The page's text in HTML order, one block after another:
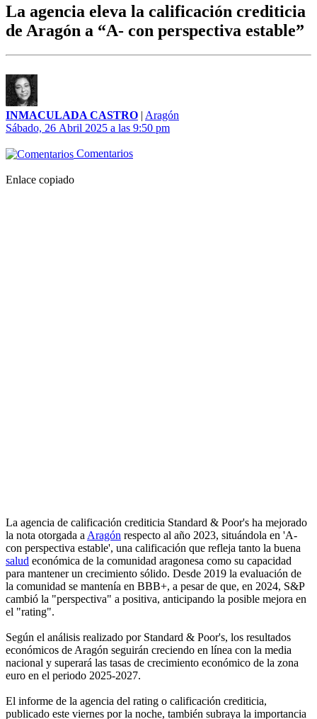
La agencia eleva la calificación crediticia
de Aragón a “A- con perspectiva estable”
INMACULADA CASTRO | Aragón
Sábado, 26 Abril 2025 a las 9:50 pm
Comentarios
Enlace copiado
La agencia de calificación crediticia Standard & Poor's ha mejorado
la nota otorgada a Aragón respecto al año 2023, situándola en 'A-
con perspectiva estable', una calificación que refleja tanto la buena
salud económica de la comunidad aragonesa como su capacidad
para mantener un crecimiento sólido. Desde 2019 la evaluación de
la comunidad se mantenía en BBB+, a pesar de que, en 2024, S&P
cambió la "perspectiva" a positiva, anticipando la posible mejora en
el "rating".
Según el análisis realizado por Standard & Poor's, los resultados
económicos de Aragón seguirán creciendo en línea con la media
nacional y superará las tasas de crecimiento económico de la zona
euro en el periodo 2025-2027.
El informe de la agencia del rating o calificación crediticia,
publicado este viernes por la noche, también subraya la importancia